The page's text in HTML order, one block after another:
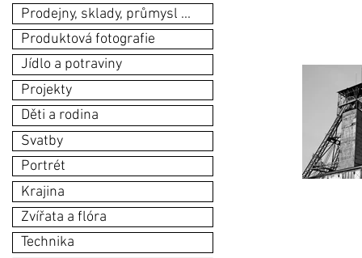
Prodejny, sklady, průmysl ...
Produktová fotografie
Jídlo a potraviny
Projekty
Děti a rodina
Svatby
Portrét
Krajina
Zvířata a flóra
Technika